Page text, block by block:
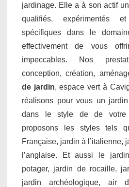
jardinage. Elle a à son actif
qualifiés, expérimentés
spécifiques dans le
effectivement de vous
impeccables. Nos
conception, création,
de jardin, espace vert à
réalisons pour vous un
dans le style de de votre
proposons les styles tels
Française, jardin à l’italienne,
l’anglaise. Et aussi le
potager, jardin de rocaille,
jardin archéologique, air